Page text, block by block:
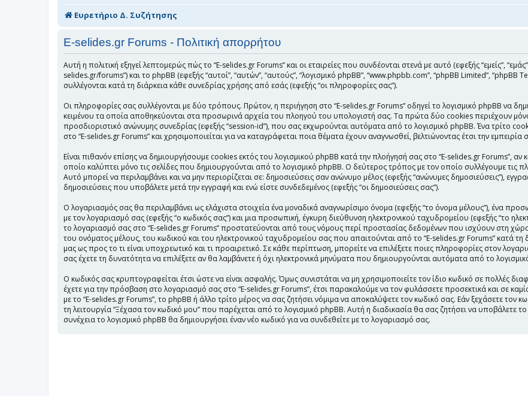
Ευρετήριο Δ. Συζήτησης
E-selides.gr Forums - Πολιτική απορρήτου
Αυτή η πολιτική εξηγεί λεπτομερώς πώς το “E-selides.gr Forums” και οι εταιρείες που συνδέονται στενά με αυτό (εφεξής “εμείς”,
selides.gr/forums”) και το phpBB (εφεξής “αυτοί”, “αυτών”, “αυτούς”, “λογισμικό phpBB”, “www.phpbb.com”, “phpBB Limited”,
συλλέγονται κατά τη διάρκεια κάθε συνεδρίας χρήσης από εσάς (εφεξής “οι πληροφορίες σας”).
Οι πληροφορίες σας συλλέγονται με δύο τρόπους. Πρώτον, η περιήγηση στο “E-selides.gr Forums” οδηγεί το λογισμικό phpBB να
κειμένου τα οποία αποθηκεύονται στα προσωρινά αρχεία του πλοηγού του υπολογιστή σας. Τα πρώτα δύο cookies περιέχουν
προσδιοριστικό ανώνυμης συνεδρίας (εφεξής “session-id”), που σας εκχωρούνται αυτόματα από το λογισμικό phpBB. Ένα τρίτο
στο “E-selides.gr Forums” και χρησιμοποιείται για να καταγράφεται ποια θέματα έχουν αναγνωσθεί, βελτιώνοντας έτσι την εμπειρία
Είναι πιθανόν επίσης να δημιουργήσουμε cookies εκτός του λογισμικού phpBB κατά την πλοήγησή σας στο “E-selides.gr Forums”,
οποίο καλύπτει μόνο τις σελίδες που δημιουργούνται από το λογισμικό phpBB. Ο δεύτερος τρόπος με τον οποίο συλλέγουμε τις
Αυτό μπορεί να περιλαμβάνει και να μην περιορίζεται σε: δημοσιεύσεις σαν ανώνυμο μέλος (εφεξής “ανώνυμες δημοσιεύσεις”),
δημοσιεύσεις που υποβάλετε μετά την εγγραφή και ενώ είστε συνδεδεμένος (εφεξής “οι δημοσιεύσεις σας”).
Ο λογαριασμός σας θα περιλαμβάνει ως ελάχιστα στοιχεία ένα μοναδικά αναγνωρίσιμο όνομα (εφεξής “το όνομα μέλους”), ένα
με τον λογαριασμό σας (εφεξής “ο κωδικός σας”) και μια προσωπική, έγκυρη διεύθυνση ηλεκτρονικού ταχυδρομείου (εφεξής “το
το λογαριασμό σας στο “E-selides.gr Forums” προστατεύονται από τους νόμους περί προστασίας δεδομένων που ισχύουν στη
του ονόματος μέλους, του κωδικού και του ηλεκτρονικού ταχυδρομείου σας που απαιτούνται από το “E-selides.gr Forums” κατά τη
μας ως προς το τι είναι υποχρεωτικό και τι προαιρετικό. Σε κάθε περίπτωση, μπορείτε να επιλέξετε ποιες πληροφορίες στον
σας έχετε τη δυνατότητα να επιλέξετε αν θα λαμβάνετε ή όχι ηλεκτρονικά μηνύματα που δημιουργούνται αυτόματα από το
Ο κωδικός σας κρυπτογραφείται έτσι ώστε να είναι ασφαλής. Όμως συνιστάται να μη χρησιμοποιείτε τον ίδιο κωδικό σε πολλές
έχετε για την πρόσβαση στο λογαριασμό σας στο “E-selides.gr Forums”, έτσι παρακαλούμε να τον φυλάσσετε προσεκτικά και σε
με το “E-selides.gr Forums”, το phpBB ή άλλο τρίτο μέρος να σας ζητήσει νόμιμα να αποκαλύψετε τον κωδικό σας. Εάν ξεχάσετε τον
τη λειτουργία “Ξέχασα τον κωδικό μου” που παρέχεται από το λογισμικό phpBB. Αυτή η διαδικασία θα σας ζητήσει να υποβάλετε
συνέχεια το λογισμικό phpBB θα δημιουργήσει έναν νέο κωδικό για να συνδεθείτε με το λογαριασμό σας.